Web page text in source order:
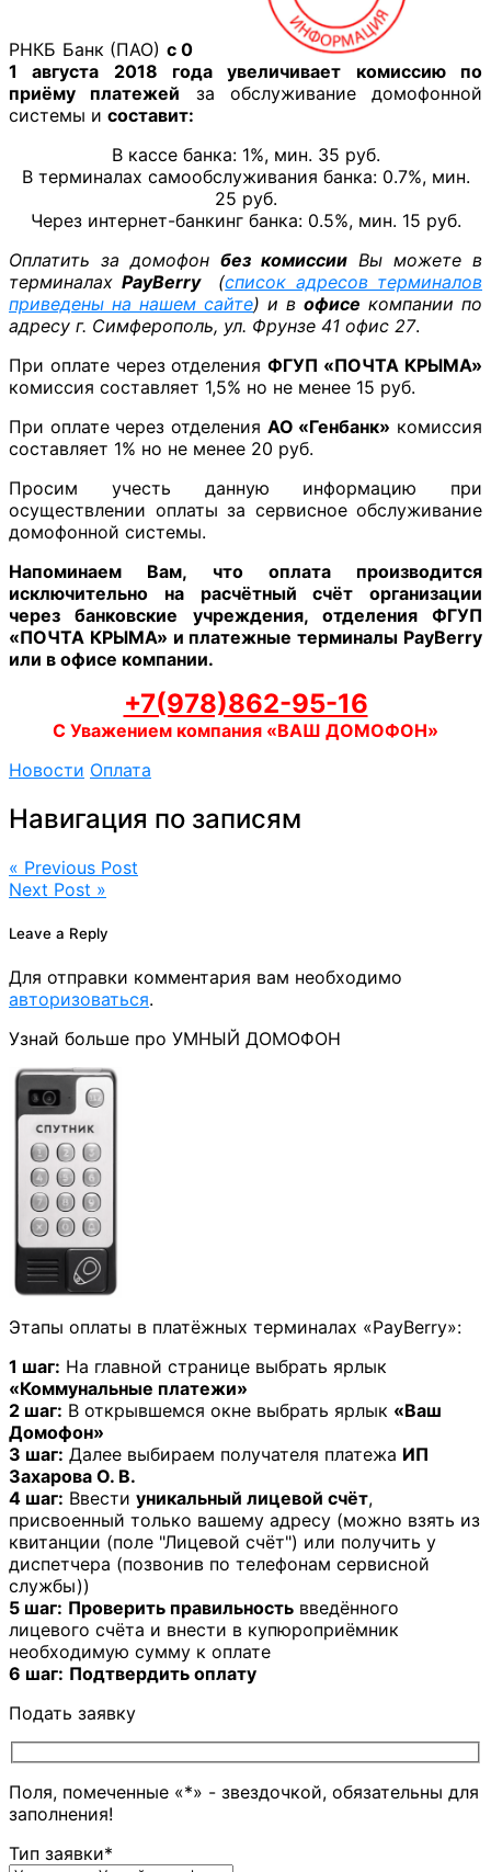
РНКБ Банк (ПАО) с 0
1 августа 2018 года увеличивает комиссию по
приёму платежей за обслуживание домофонной
системы и составит:
В кассе банка: 1%, мин. 35 руб.
В терминалах самообслуживания банка: 0.7%, мин.
25 руб.
Через интернет-банкинг банка: 0.5%, мин. 15 руб.
Оплатить за домофон без комиссии Вы можете в
терминалахPayBerry (список адресов терминалов
приведены на нашем сайте) и в офисе компании по
адресу г. Симферополь, ул. Фрунзе 41 офис 27.
При оплате через отделенияФГУП «ПОЧТА КРЫМА»
комиссия составляет 1,5% но не менее 15 руб.
При оплате через отделения АО «Генбанк» комиссия
составляет 1% но не менее 20 руб.
Просим учесть данную информацию при
осуществлении оплаты за сервисное обслуживание
домофонной системы.
Напоминаем Вам, что оплата производится
исключительно на расчётный счёт организации
через банковские учреждения, отделения ФГУП
«ПОЧТА КРЫМА» и платежные терминалы PayBerry
или в офисе компании.
+7(978)862-95-16
С Уважением компания «ВАШ ДОМОФОН»
Новости Оплата
Навигация по записям
« Previous Post
Next Post »
Leave a Reply
Для отправки комментария вам необходимо
авторизоваться.
Узнай больше про УМНЫЙ ДОМОФОН
Этапы оплаты в платёжных терминалах «PayBerry»:
1 шаг: На главной странице выбрать ярлык
«Коммунальные платежи»
2 шаг: В открывшемся окне выбрать ярлык «Ваш
Домофон»
3 шаг: Далее выбираем получателя платежа ИП
Захарова О. В.
4 шаг: Ввести уникальный лицевой счёт,
присвоенный только вашему адресу (можно взять из
квитанции (поле "Лицевой счёт") или получить у
диспетчера (позвонив по телефонам сервисной
службы))
5 шаг: Проверить правильность введённого
лицевого счёта и внести в купюроприёмник
необходимую сумму к оплате
6 шаг: Подтвердить оплату
Подать заявку
Поля, помеченные «*» - звездочкой, обязательны для
заполнения!
Тип заявки*